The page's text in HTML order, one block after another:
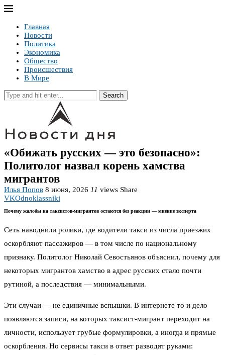
Главная
Новости
Политика
Экономика
Общество
Происшествия
В Мире
Search
«Обижать русских — это безопасно»:
Политолог назвал корень хамства
мигрантов
Илья Попов 8 июня, 2026 11 views Share
VKOdnoklassniki
Почему жалобы на таксистов-мигрантов остаются без реакции — мнение эксперта
Сеть наводнили ролики, где водители такси из числа приезжих
оскорбляют пассажиров — в том числе по национальному
признаку. Политолог Николай Севостьянов объяснил, почему для
некоторых мигрантов хамство в адрес русских стало почти
рутиной, а последствия — минимальными.
Эти случаи — не единичные вспышки. В интернете то и дело
появляются записи, на которых таксист-мигрант переходит на
личности, использует грубые формулировки, а иногда и прямые
оскорбления. Но сервисы такси в ответ разводят руками: